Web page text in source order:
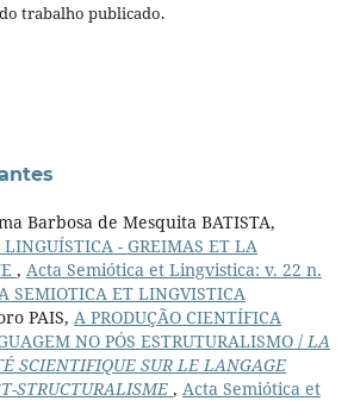
trabalho publicado.
Barbosa de Mesquita BATISTA,
- GREIMAS ET LA
, Acta Semiótica et Lingvistica: v. 22 n.
SEMIOTICA ET LINGVISTICA
PAIS, A PRODUÇÃO CIENTÍFICA
NO PÓS ESTRUTURALISMO / LA
SCIENTIFIQUE SUR LE LANGAGE
STRUCTURALISME , Acta Semiótica et